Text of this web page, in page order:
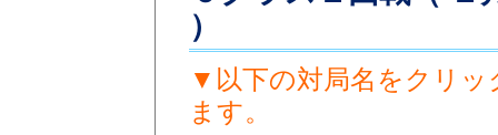
）
▼以下の対局名をクリッ
ます。